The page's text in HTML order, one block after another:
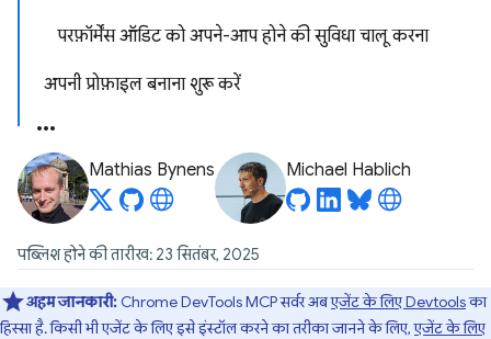
परफ़ॉर्मेंस ऑडिट को अपने-आप होने की सुविधा चालू करना
अपनी प्रोफ़ाइल बनाना शुरू करें
Mathias Bynens Michael Hablich
पब्लिश होने की तारीख: 23 सितंबर, 2025
अहम जानकारी: Chrome DevTools MCP सर्वर अबएजेंट के लिए Devtoolsका
हिस्सा है. किसी भी एजेंट के लिए इसे इंस्टॉल करने का तरीका जानने के लिए,एजेंट के लिए